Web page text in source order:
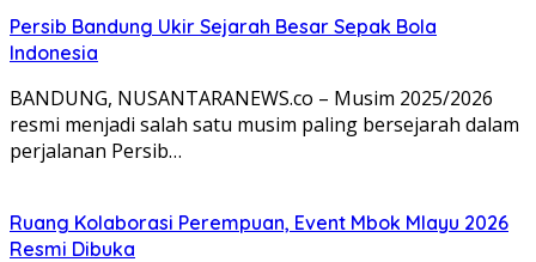
Persib Bandung Ukir Sejarah Besar Sepak Bola
Indonesia
BANDUNG, NUSANTARANEWS.co – Musim 2025/2026
resmi menjadi salah satu musim paling bersejarah dalam
perjalanan Persib…
Ruang Kolaborasi Perempuan, Event Mbok Mlayu 2026
Resmi Dibuka